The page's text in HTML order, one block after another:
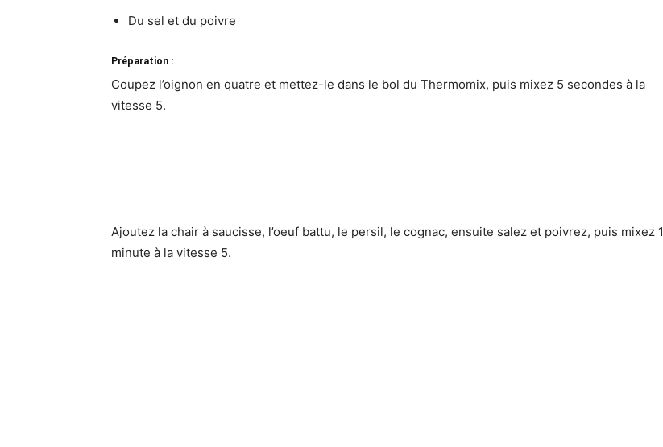
Du sel et du poivre
Préparation :
Coupez l’oignon en quatre et mettez-le dans le bol du Thermomix, puis mixez 5 secondes à la
vitesse 5.
Ajoutez la chair à saucisse, l’oeuf battu, le persil, le cognac, ensuite salez et poivrez, puis mixez 1
minute à la vitesse 5.